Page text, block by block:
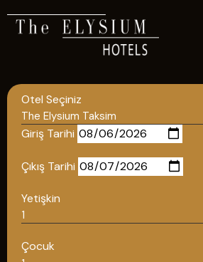
Otel Seçiniz
Giriş Tarihi
Çıkış Tarihi
Yetişkin
Çocuk
TÜM
POLITIKALAR
GIZLILIK
Türkçe